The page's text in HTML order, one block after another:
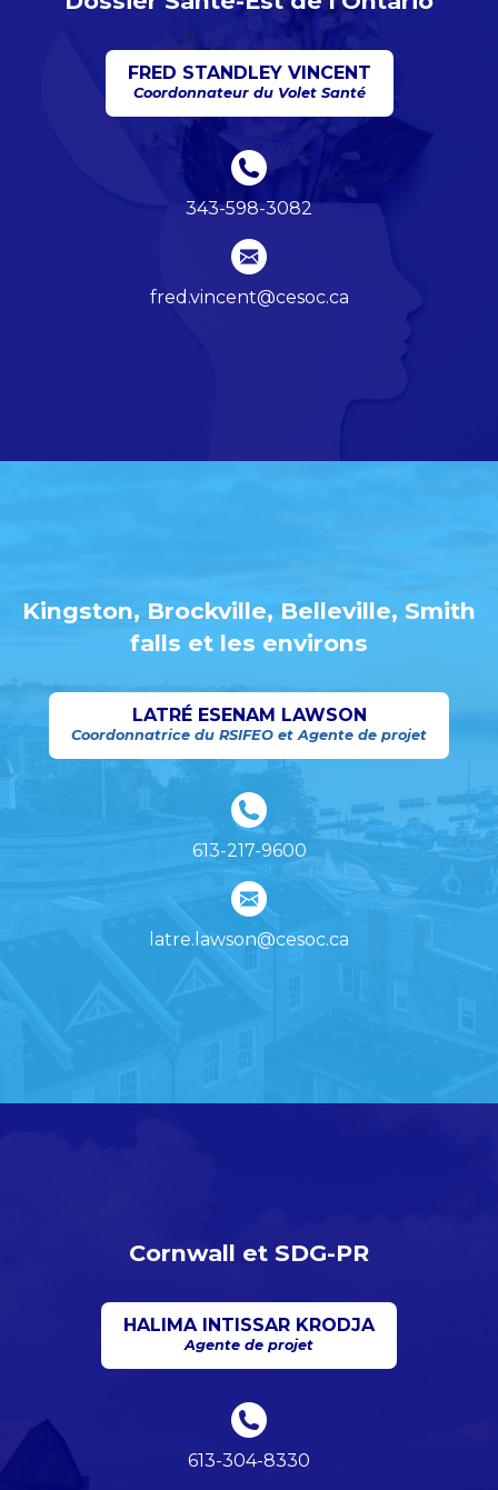
FRED STANDLEY VINCENT
Coordonnateur du Volet Santé
343-598-3082
fred.vincent@cesoc.ca
Kingston, Brockville, Belleville, Smith
falls et les environs
LATRÉ ESENAM LAWSON
Coordonnatrice du RSIFEO et Agente de projet
613-217-9600
latre.lawson@cesoc.ca
Cornwall et SDG-PR
HALIMA INTISSAR KRODJA
Agente de projet
613-304-8330